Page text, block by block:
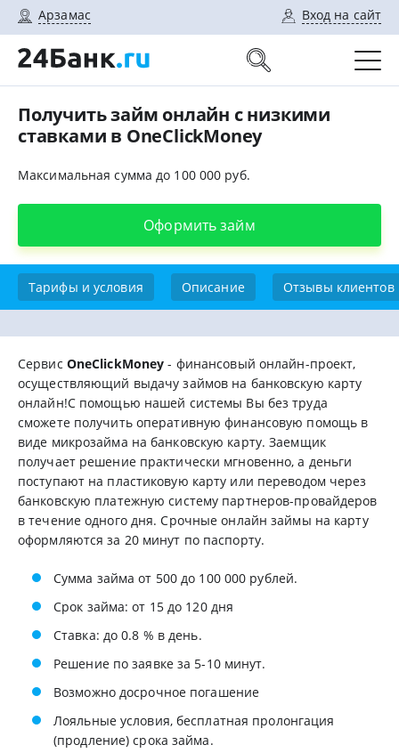
Арзамас Вход на сайт
Получить займ онлайн с низкими
ставками в OneClickMoney
Максимальная сумма до 100 000 руб.
Оформить займ
Тарифы и условия Описание Отзывы клиентов
Сервис OneClickMoney - финансовый онлайн-проект,
осуществляющий выдачу займов на банковскую карту
онлайн!С помощью нашей системы Вы без труда
сможете получить оперативную финансовую помощь в
виде микрозайма на банковскую карту. Заемщик
получает решение практически мгновенно, а деньги
поступают на пластиковую карту или переводом через
банковскую платежную систему партнеров-провайдеров
в течение одного дня. Срочные онлайн займы на карту
оформляются за 20 минут по паспорту.
Сумма займа от 500 до 100 000 рублей.
Срок займа: от 15 до 120 дня
Ставка: до 0.8 % в день.
Решение по заявке за 5-10 минут.
Возможно досрочное погашение
Лояльные условия, бесплатная пролонгация
(продление) срока займа.